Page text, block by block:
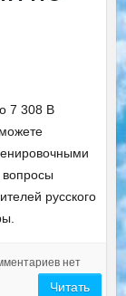
7 308 В
вопросы
русского
нет
Читать